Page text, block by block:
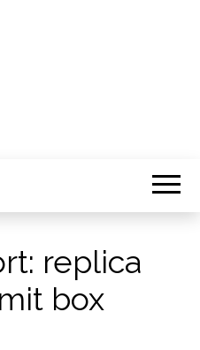
replica
box